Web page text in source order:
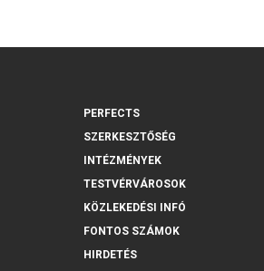
PERFECTS
SZERKESZTŐSÉG
INTÉZMÉNYEK
TESTVÉRVÁROSOK
KÖZLEKEDÉSI INFÓ
FONTOS SZÁMOK
HIRDETÉS